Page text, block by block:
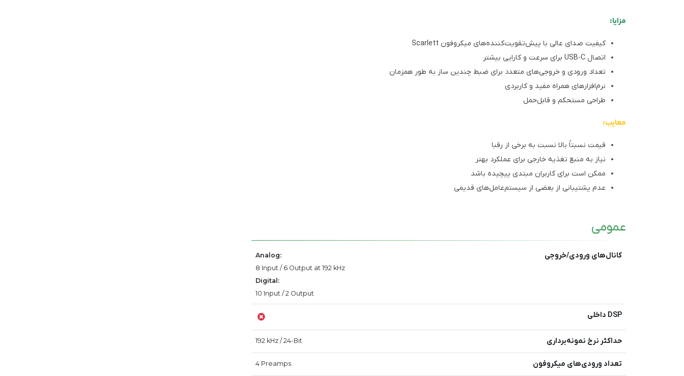
مزایا:
کیفیت صدای عالی با پیش‌تقویت‌کننده‌های میکروفون Scarlett
اتصال USB-C برای سرعت و کارایی بیشتر
تعداد ورودی و خروجی‌های متعدد برای ضبط چندین ساز به طور همزمان
نرم‌افزارهای همراه مفید و کاربردی
طراحی مستحکم و قابل‌حمل
معایب:
قیمت نسبتاً بالا نسبت به برخی از رقبا
نیاز به منبع تغذیه خارجی برای عملکرد بهتر
ممکن است برای کاربران مبتدی پیچیده باشد
عدم پشتیبانی از بعضی از سیستم‌عامل‌های قدیمی
عمومی
کانال‌های ورودی/خروجی
Analog:
8 Input / 6 Output at 192 kHz
Digital:
10 Input / 2 Output
DSP داخلی
حداکثر نرخ نمونه‌برداری 192 kHz / 24-Bit
تعداد ورودی‌های میکروفون 4 Preamps